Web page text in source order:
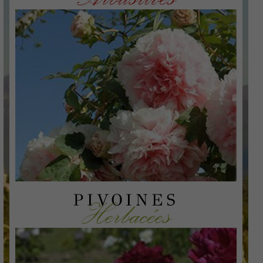
PIVOINES
Herbacées